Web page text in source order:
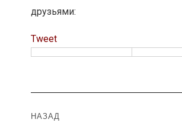
друзьями:
Tweet
Навигация
НАЗАД